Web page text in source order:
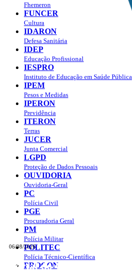
06/08/2026
Portal do Governo do
Fhemeron
FUNCER
Cultura
IDARON
Defesa Sanitária
IDEP
Educação Profissional
IESPRO
Instituto de Educação em Saúde Pública
IPEM
Pesos e Medidas
IPERON
Previdência
ITERON
Terras
JUCER
Junta Comercial
LGPD
Proteção de Dados Pessoais
OUVIDORIA
Ouvidoria-Geral
PC
Polícia Civil
PGE
Procuradoria Geral
PM
Polícia Militar
POLITEC
Polícia Técnico-Científica
PROCON